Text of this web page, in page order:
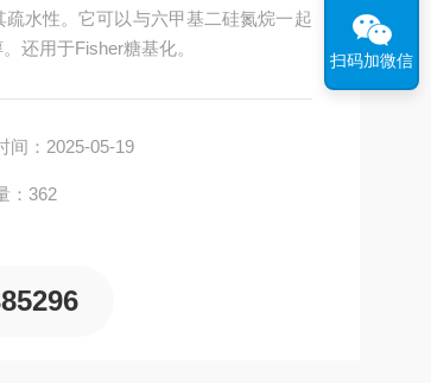
水性。它可以与六甲基二硅氮烷一起
还用于Fisher糖基化。
间：2025-05-19
：362
扫码加微信